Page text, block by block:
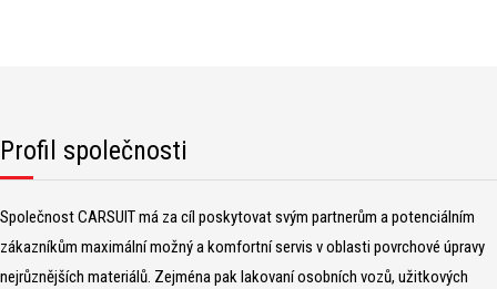
Profil společnosti
Společnost CARSUIT má za cíl poskytovat svým partnerům a potenciálním
zákazníkům maximální možný a komfortní servis v oblasti povrchové úpravy
nejrůznějších materiálů. Zejména pak lakovaní osobních vozů, užitkových